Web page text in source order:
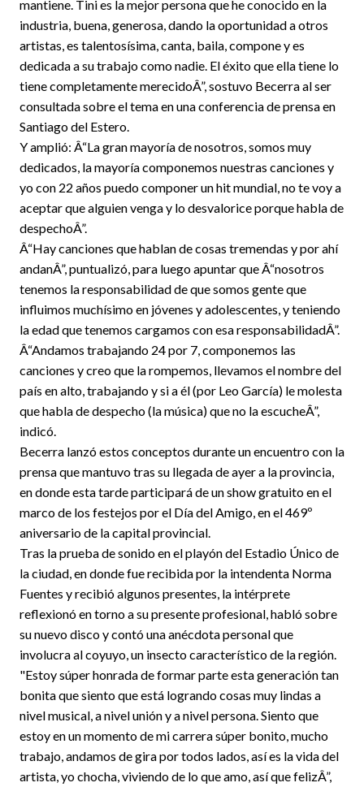
mantiene. Tini es la mejor persona que he conocido en la
industria, buena, generosa, dando la oportunidad a otros
artistas, es talentosísima, canta, baila, compone y es
dedicada a su trabajo como nadie. El éxito que ella tiene lo
tiene completamente merecidoÂ”, sostuvo Becerra al ser
consultada sobre el tema en una conferencia de prensa en
Santiago del Estero.
Y amplió: Â“La gran mayoría de nosotros, somos muy
dedicados, la mayoría componemos nuestras canciones y
yo con 22 años puedo componer un hit mundial, no te voy a
aceptar que alguien venga y lo desvalorice porque habla de
despechoÂ”.
Â“Hay canciones que hablan de cosas tremendas y por ahí
andanÂ”, puntualizó, para luego apuntar que Â“nosotros
tenemos la responsabilidad de que somos gente que
influimos muchísimo en jóvenes y adolescentes, y teniendo
la edad que tenemos cargamos con esa responsabilidadÂ”.
Â“Andamos trabajando 24 por 7, componemos las
canciones y creo que la rompemos, llevamos el nombre del
país en alto, trabajando y si a él (por Leo García) le molesta
que habla de despecho (la música) que no la escucheÂ”,
indicó.
Becerra lanzó estos conceptos durante un encuentro con la
prensa que mantuvo tras su llegada de ayer a la provincia,
en donde esta tarde participará de un show gratuito en el
marco de los festejos por el Día del Amigo, en el 469º
aniversario de la capital provincial.
Tras la prueba de sonido en el playón del Estadio Único de
la ciudad, en donde fue recibida por la intendenta Norma
Fuentes y recibió algunos presentes, la intérprete
reflexionó en torno a su presente profesional, habló sobre
su nuevo disco y contó una anécdota personal que
involucra al coyuyo, un insecto característico de la región.
"Estoy súper honrada de formar parte esta generación tan
bonita que siento que está logrando cosas muy lindas a
nivel musical, a nivel unión y a nivel persona. Siento que
estoy en un momento de mi carrera súper bonito, mucho
trabajo, andamos de gira por todos lados, así es la vida del
artista, yo chocha, viviendo de lo que amo, así que felizÂ”,